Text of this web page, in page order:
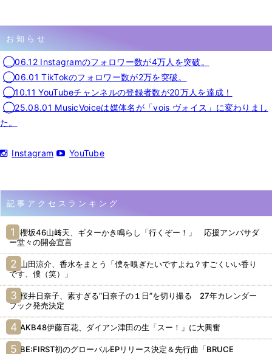
お知らせ
◯06.12 Instagramのフォロワー数が4万人を突破。
◯06.01 TikTokのフォロワー数が2万を突破。
◯10.11 YouTubeチャンネルの登録者数が20万人を達成！
◯25.08.01 MusicVoiceは媒体名が「vois ヴォイス」に変わりまし
た。
Instagram YouTube
記事アクセスランキング
櫻坂46山﨑天、ギターかき鳴らし「行くぞー！」 応援アンバサダ
ー堂々の開会宣言
山田涼介、香水をまとう「僕を嗅ぎたいですよね？すごくいい香り
です、僕（笑）」
桜井日奈子、素すぎる“日奈子の１日”を切り撮る 27年カレンダー
ブック発売決定
AKB48伊藤百花、ダイアン津田の生「スー！」に大興奮
BE:FIRST初のグローバルEPリリース決定＆先行曲「BRUCE